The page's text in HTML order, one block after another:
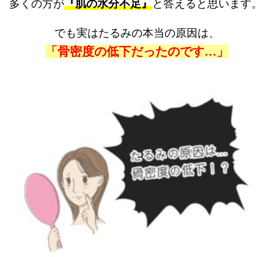
多くの方が『肌の水分不足』と答えると思います。
でも実はたるみの本当の原因は、
「骨密度の低下だったのです…」